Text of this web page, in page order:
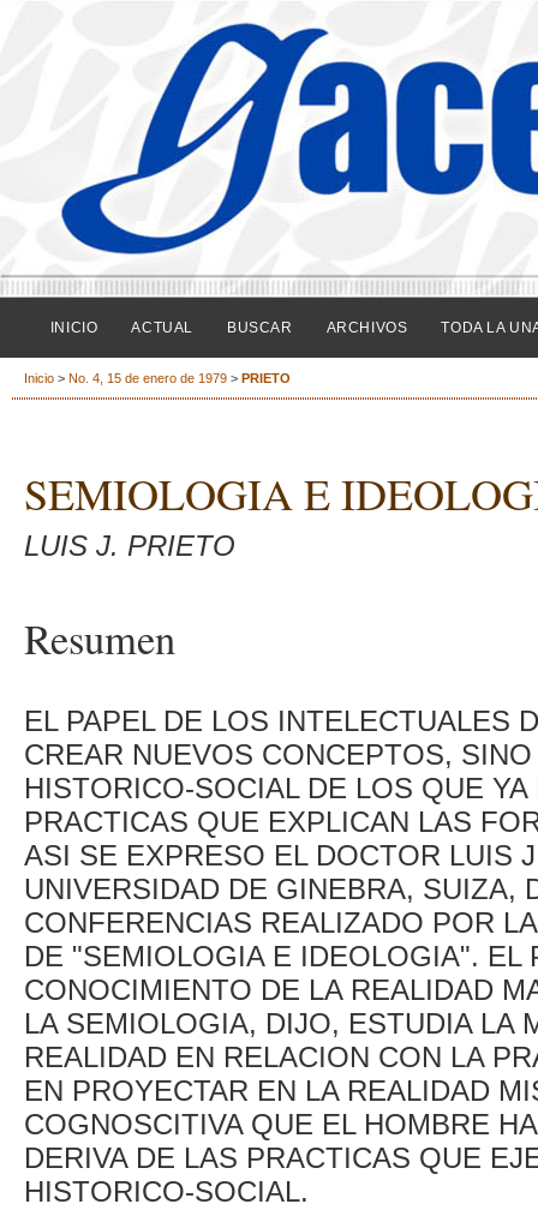
INICIO ACTUAL BUSCAR ARCHIVOS TODA LA
Inicio > No. 4, 15 de enero de 1979 > PRIETO
SEMIOLOGIA E
LUIS J. PRIETO
Resumen
EL PAPEL DE LOS INTELECTUALES
CREAR NUEVOS CONCEPTOS,
HISTORICO-SOCIAL DE LOS QUE
PRACTICAS QUE EXPLICAN LAS
ASI SE EXPRESO EL DOCTOR LUIS
UNIVERSIDAD DE GINEBRA, SUIZA,
CONFERENCIAS REALIZADO POR
DE "SEMIOLOGIA E IDEOLOGIA".
CONOCIMIENTO DE LA REALIDAD
LA SEMIOLOGIA, DIJO, ESTUDIA LA
REALIDAD EN RELACION CON LA
EN PROYECTAR EN LA REALIDAD
COGNOSCITIVA QUE EL HOMBRE
DERIVA DE LAS PRACTICAS QUE
HISTORICO-SOCIAL.